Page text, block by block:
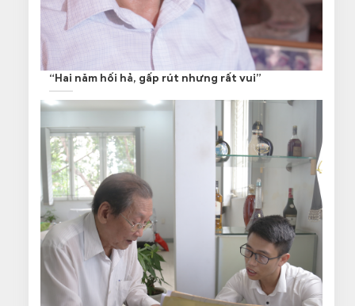
“Hai năm hối hả, gấp rút nhưng rất vui”